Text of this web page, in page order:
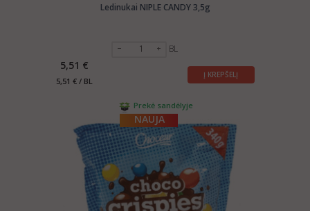
Ledinukai NIPLE CANDY 3,5g
BL
5,51 €
5,51 € / BL
Į KREPŠELĮ
Prekė sandėlyje
NAUJA